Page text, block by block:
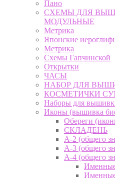
Пано
СХЕМЫ ДЛЯ
МОДУЛЬНЫЕ
Метрика
Японские
Метрика
Схемы Гапчинской
Открытки
ЧАСЫ
НАБОР ДЛЯ
КОСМЕТИЧКИ
Наборы для
Иконы (вышивка
Обереги
СКЛАДЕНЬ
А-2 (общего
А-3 (общего
А-4 (общего